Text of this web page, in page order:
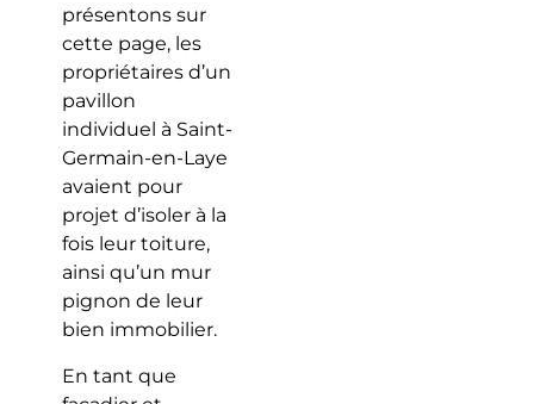
présentons sur
cette page, les
propriétaires d’un
pavillon
individuel à Saint-
Germain-en-Laye
avaient pour
projet d’isoler à la
fois leur toiture,
ainsi qu’un mur
pignon de leur
bien immobilier.
En tant que